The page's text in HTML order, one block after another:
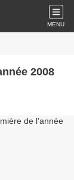
MENU
2008